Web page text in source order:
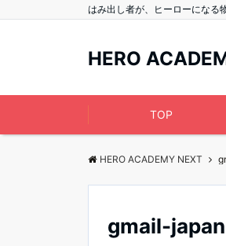
はみ出し者が、ヒーローになる物
HERO
TOP
HERO ACADEMY NEXT
gmail-